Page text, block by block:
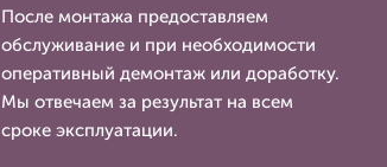
После монтажа предоставляем
обслуживание и при необходимости
оперативный демонтаж или доработку.
Мы отвечаем за результат на всем
сроке эксплуатации.